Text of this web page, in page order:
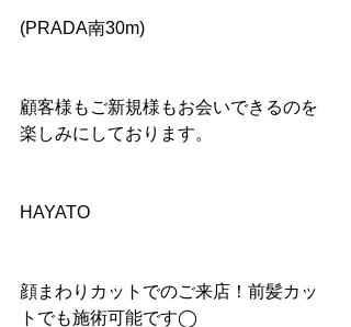
(PRADA南30m)
顧客様もご新規様もお会いできるのを
楽しみにしております。
HAYATO
顔まわりカットでのご来店！前髪カッ
トでも施術可能です◯